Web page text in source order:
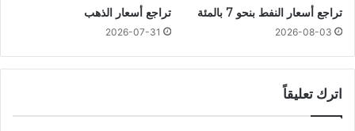
تراجع أسعار النفط بنحو 7 بالمئة
2026-08-03
تراجع أسعار الذهب
2026-07-31
اترك تعليقاً